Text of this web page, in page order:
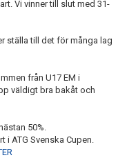
Vi vinner till slut med 31-
ställa till det för många lag
från U17 EM i
väldigt bra bakåt och
50%.
i ATG Svenska Cupen.